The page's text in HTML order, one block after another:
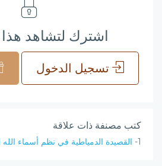
اشترك لتشاهد
تسجيل الدخول
كتب مصنفة ذات علاقة
1- القصيدة الدمياطية في نظم أسماء